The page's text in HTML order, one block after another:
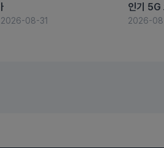
08-31
인기 5G
2026-